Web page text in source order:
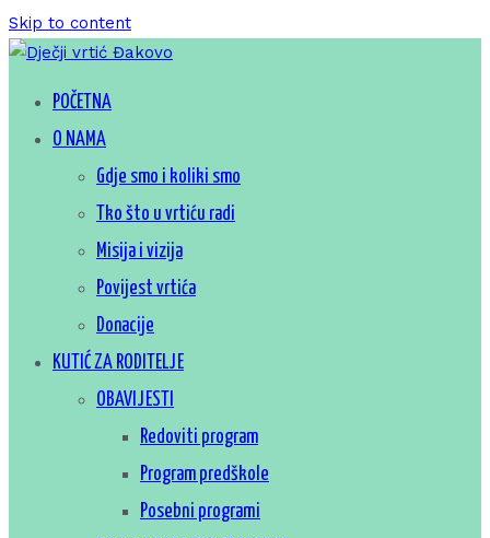
Skip to content
Dječji vrtić Đakovo
Za sretno djetinjstvo
POČETNA
O NAMA
Gdje smo i koliki smo
Tko što u vrtiću radi
Misija i vizija
Povijest vrtića
Donacije
KUTIĆ ZA RODITELJE
OBAVIJESTI
Redoviti program
Program predškole
Posebni programi